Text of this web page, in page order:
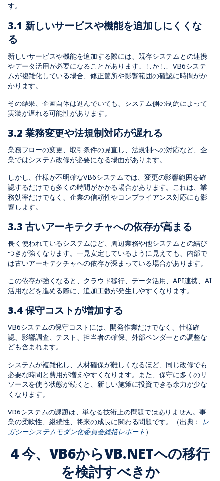
す。
3.1 新しいサービスや機能を追加しにくくな
る
新しいサービスや機能を追加する際には、既存システムとの連携
やデータ活用が必要になることがあります。しかし、VB6システ
ムが複雑化している場合、修正箇所や影響範囲の確認に時間がか
かります。
その結果、企画自体は進んでいても、システム側の制約によって
実装が遅れる可能性があります。
3.2 業務変更や法規制対応が遅れる
業務フローの変更、取引条件の見直し、法規制への対応など、企
業ではシステム改修が必要になる場面があります。
しかし、仕様が不明確なVB6システムでは、変更の影響範囲を確
認するだけでも多くの時間がかかる場合があります。これは、業
務効率だけでなく、企業の信頼性やコンプライアンス対応にも影
響します。
3.3 古いアーキテクチャへの依存が高まる
長く使われているシステムほど、周辺業務や他システムとの結び
つきが強くなります。一見安定しているように見えても、内部で
は古いアーキテクチャへの依存が深まっている場合があります。
この依存が強くなると、クラウド移行、データ活用、API連携、AI
活用などを進める際に、追加工数が発生しやすくなります。
3.4 保守コストが増加する
VB6システムの保守コストには、開発作業だけでなく、仕様確
認、影響調査、テスト、担当者の確保、外部ベンダーとの調整な
ども含まれます。
システムが複雑化し、人材確保が難しくなるほど、同じ改修でも
必要な時間と費用が増えやすくなります。また、保守に多くのリ
ソースを使う状態が続くと、新しい施策に投資できる余力が少な
くなります。
VB6システムの課題は、単なる技術上の問題ではありません。事
業の柔軟性、継続性、将来の成長に関わる問題です。（出典 ：
レ
ガシーシステムモダン化委員会総括レポート ）
4 今、VB6からVB.NETへの移行
を検討すべきか